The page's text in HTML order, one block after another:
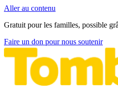
Aller au contenu
Gratuit pour les familles, possible
Faire un don pour nous soutenir